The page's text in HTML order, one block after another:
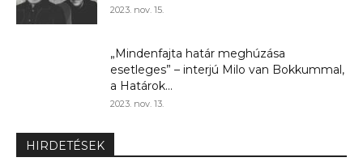
2023. nov. 15.
„Mindenfajta határ meghúzása
esetleges” – interjú Milo van Bokkummal,
a Határok...
2023. nov. 13.
HIRDETÉSEK